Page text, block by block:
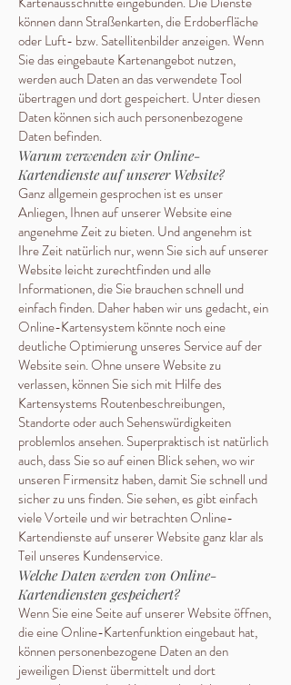
können dann Straßenkarten, die Erdoberfläche
oder Luft- bzw. Satellitenbilder anzeigen. Wenn
Sie das eingebaute Kartenangebot nutzen,
werden auch Daten an das verwendete Tool
übertragen und dort gespeichert. Unter diesen
Daten können sich auch personenbezogene
Daten befinden.
Warum verwenden wir Online-
Kartendienste auf unserer Website?
Ganz allgemein gesprochen ist es unser
Anliegen, Ihnen auf unserer Website eine
angenehme Zeit zu bieten. Und angenehm ist
Ihre Zeit natürlich nur, wenn Sie sich auf unserer
Website leicht zurechtfinden und alle
Informationen, die Sie brauchen schnell und
einfach finden. Daher haben wir uns gedacht, ein
Online-Kartensystem könnte noch eine
deutliche Optimierung unseres Service auf der
Website sein. Ohne unsere Website zu
verlassen, können Sie sich mit Hilfe des
Kartensystems Routenbeschreibungen,
Standorte oder auch Sehenswürdigkeiten
problemlos ansehen. Superpraktisch ist natürlich
auch, dass Sie so auf einen Blick sehen, wo wir
unseren Firmensitz haben, damit Sie schnell und
sicher zu uns finden. Sie sehen, es gibt einfach
viele Vorteile und wir betrachten Online-
Kartendienste auf unserer Website ganz klar als
Teil unseres Kundenservice.
Welche Daten werden von Online-
Kartendiensten gespeichert?
Wenn Sie eine Seite auf unserer Website öffnen,
die eine Online-Kartenfunktion eingebaut hat,
können personenbezogene Daten an den
jeweiligen Dienst übermittelt und dort